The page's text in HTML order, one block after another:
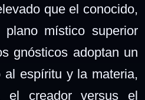
que el conocido,
místico superior
gnósticos adoptan un
al espíritu y la materia,
creador versus el